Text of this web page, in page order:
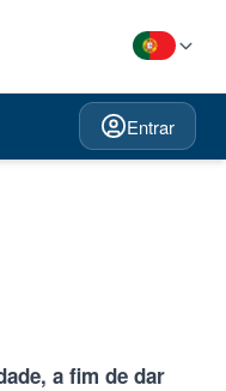
Entrar
a fim de dar